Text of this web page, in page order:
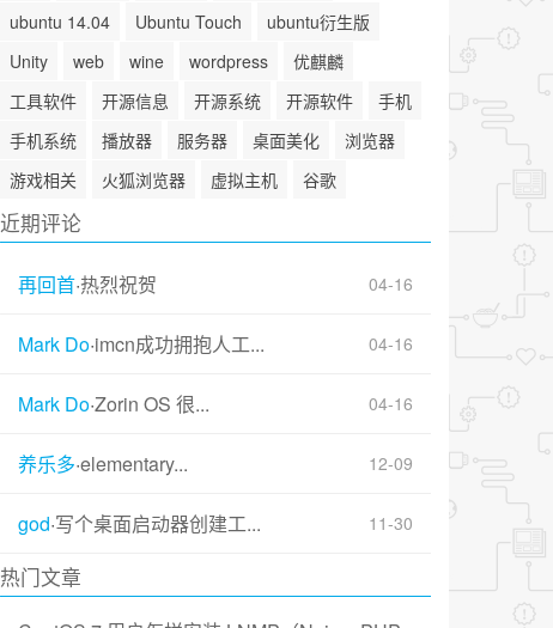
ubuntu 14.04
Ubuntu Touch
ubuntu衍生版
Unity
web wine wordpress
优麒麟
工具软件
开源信息 开源系统 开源软件
手机
手机系统
播放器 服务器 桌面美化
浏览器
游戏相关
火狐浏览器 虚拟主机 谷歌
近期评论
再回首·热烈祝贺 04-16
Mark Do·imcn成功拥抱人工... 04-16
Mark Do·Zorin OS 很... 04-16
养乐多·elementary... 12-09
god·写个桌面启动器创建工... 11-30
热门文章